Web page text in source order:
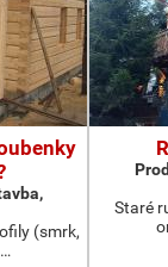
(smrk,
Staré